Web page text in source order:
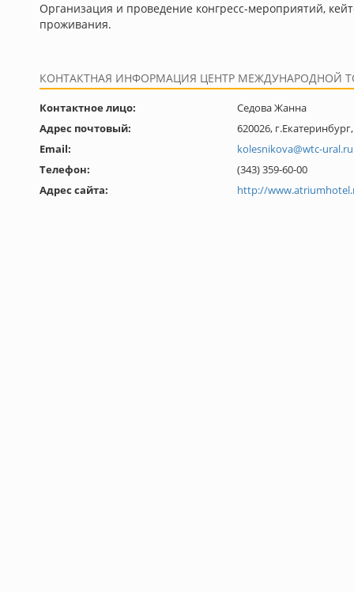
Организация и проведение конгресс-мероприятий,
проживания.
КОНТАКТНАЯ ИНФОРМАЦИЯ ЦЕНТР МЕЖДУНАРОДНОЙ
Контактное лицо:
Седова Жанна
Адрес почтовый:
620026,
Email:
kolesnikova@wtc-ural.ru
Телефон:
(343) 359-60-00
Адрес сайта:
http://